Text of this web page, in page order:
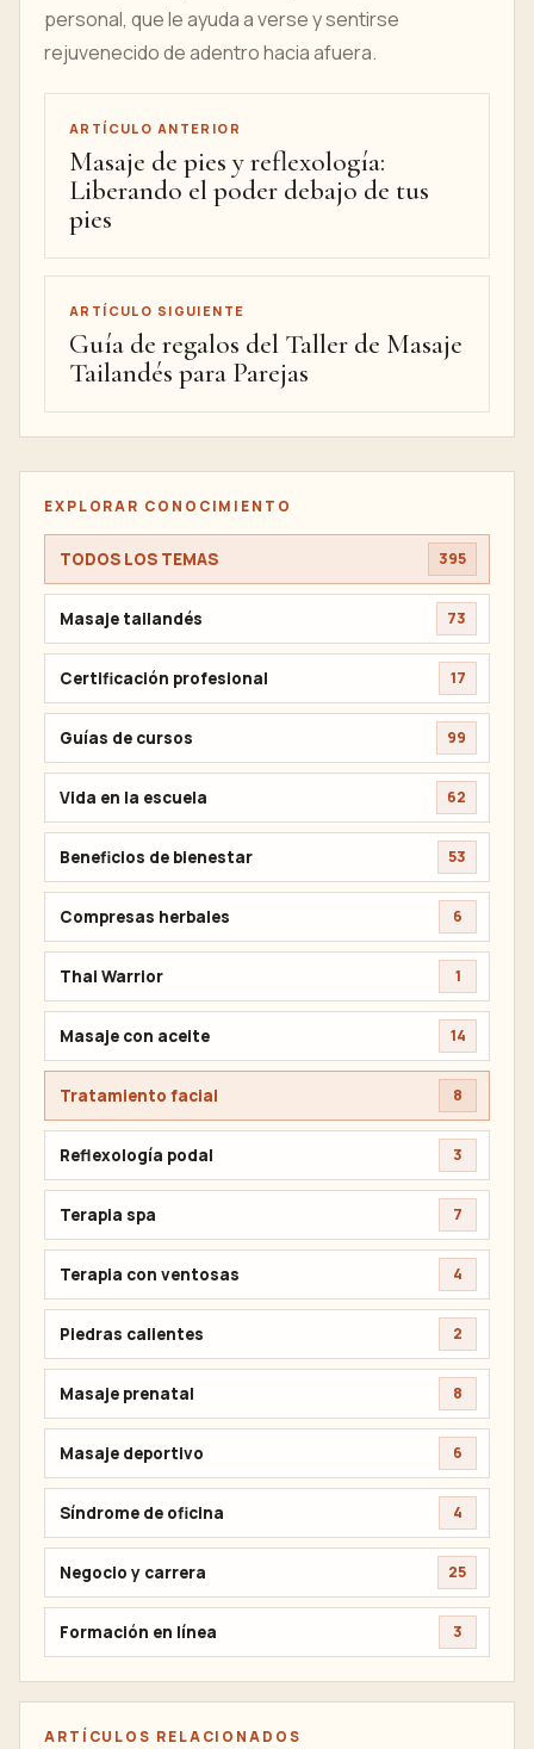
personal, que le ayuda a verse y sentirse
rejuvenecido de adentro hacia afuera.
ARTÍCULO ANTERIOR
Masaje de pies y reflexología:
Liberando el poder debajo de tus
pies
ARTÍCULO SIGUIENTE
Guía de regalos del Taller de Masaje
Tailandés para Parejas
EXPLORAR CONOCIMIENTO
TODOS LOS TEMAS 395
Masaje tailandés 73
Certificación profesional 17
Guías de cursos 99
Vida en la escuela 62
Beneficios de bienestar 53
Compresas herbales 6
Thai Warrior 1
Masaje con aceite 14
Tratamiento facial 8
Reflexología podal 3
Terapia spa 7
Terapia con ventosas 4
Piedras calientes 2
Masaje prenatal 8
Masaje deportivo 6
Síndrome de oficina 4
Negocio y carrera 25
Formación en línea 3
ARTÍCULOS RELACIONADOS